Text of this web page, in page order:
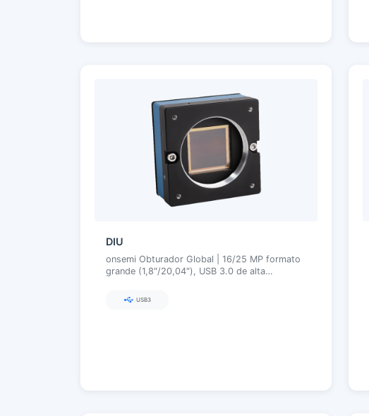
DIU
onsemi Obturador Global | 16/25 MP formato
grande (1,8″/20,04″), USB 3.0 de alta
USB3